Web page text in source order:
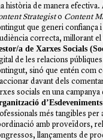
història de manera efectiva.
Strategisto Content
que generi confiança i
correcta, millorant el
a de Xarxes Socials (
de les relacions
sinó que entén com
davant dels
socials en una
més tangibles per
amb proveïdors,
llançaments de